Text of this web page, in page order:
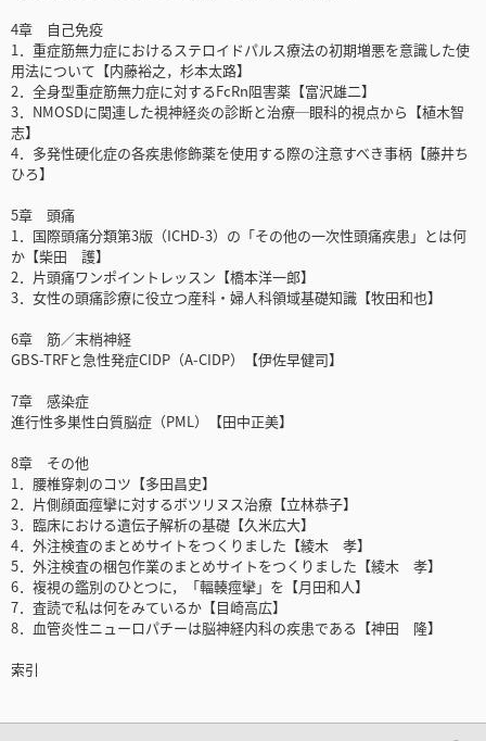
4章 自己免疫
1．重症筋無力症におけるステロイドパルス療法の初期増悪を意識した使
用法について【内藤裕之，杉本太路】
2．全身型重症筋無力症に対するFcRn阻害薬【富沢雄二】
3．NMOSDに関連した視神経炎の診断と治療─眼科的視点から【植木智
志】
4．多発性硬化症の各疾患修飾薬を使用する際の注意すべき事柄【藤井ち
ひろ】
5章 頭痛
1．国際頭痛分類第3版（ICHD-3）の「その他の一次性頭痛疾患」とは何
か【柴田 護】
2．片頭痛ワンポイントレッスン【橋本洋一郎】
3．女性の頭痛診療に役立つ産科・婦人科領域基礎知識【牧田和也】
6章 筋／末梢神経
GBS-TRFと急性発症CIDP（A-CIDP）【伊佐早健司】
7章 感染症
進行性多巣性白質脳症（PML）【田中正美】
8章 その他
1．腰椎穿刺のコツ【多田昌史】
2．片側顔面痙攣に対するボツリヌス治療【立林恭子】
3．臨床における遺伝子解析の基礎【久米広大】
4．外注検査のまとめサイトをつくりました【綾木 孝】
5．外注検査の梱包作業のまとめサイトをつくりました【綾木 孝】
6．複視の鑑別のひとつに，「輻輳痙攣」を【月田和人】
7．査読で私は何をみているか【目崎高広】
8．血管炎性ニューロパチーは脳神経内科の疾患である【神田 隆】
索引